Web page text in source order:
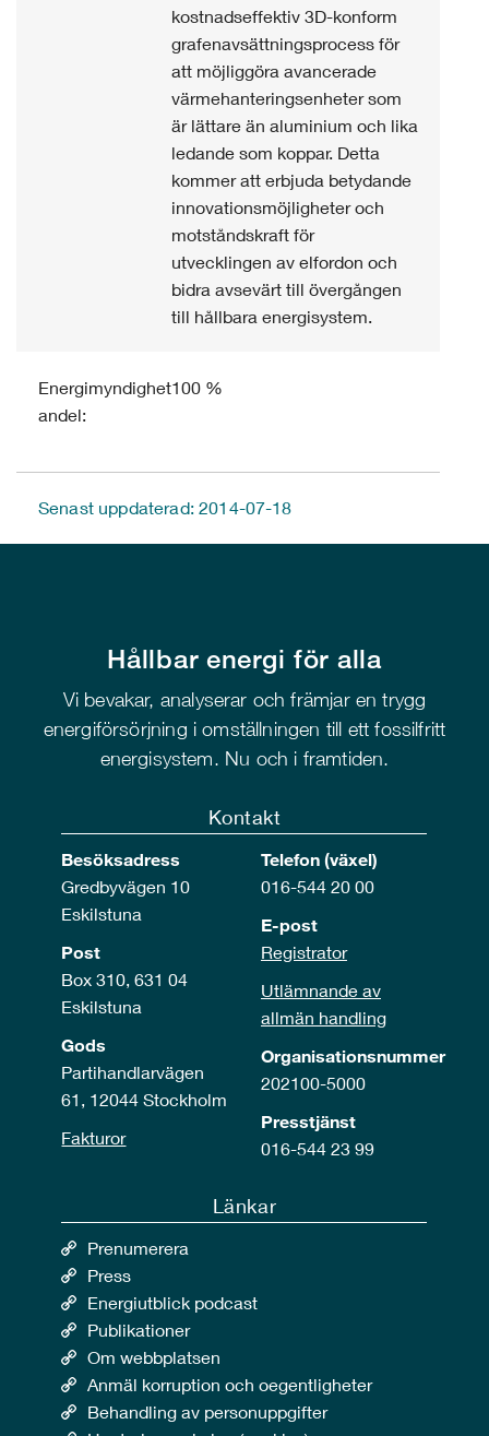
kostnadseffektiv 3D-konform
grafenavsättningsprocess för
att möjliggöra avancerade
värmehanteringsenheter som
är lättare än aluminium och lika
ledande som koppar. Detta
kommer att erbjuda betydande
innovationsmöjligheter och
motståndskraft för
utvecklingen av elfordon och
bidra avsevärt till övergången
till hållbara energisystem.
Energimyndighetens
andel:
100 %
Senast uppdaterad: 2014-07-18
Hållbar energi för alla
Vi bevakar, analyserar och främjar en trygg
energiförsörjning i omställningen till ett fossilfritt
energisystem. Nu och i framtiden.
Kontakt
Besöksadress
Gredbyvägen 10
Eskilstuna
Post
Box 310, 631 04
Eskilstuna
Gods
Partihandlarvägen
61, 12044 Stockholm
Fakturor
Telefon (växel)
016-544 20 00
E-post
Registrator
Utlämnande av
allmän handling
Organisationsnummer
202100-5000
Presstjänst
016-544 23 99
Länkar
Prenumerera
Press
Energiutblick podcast
Publikationer
Om webbplatsen
Anmäl korruption och oegentligheter
Behandling av personuppgifter